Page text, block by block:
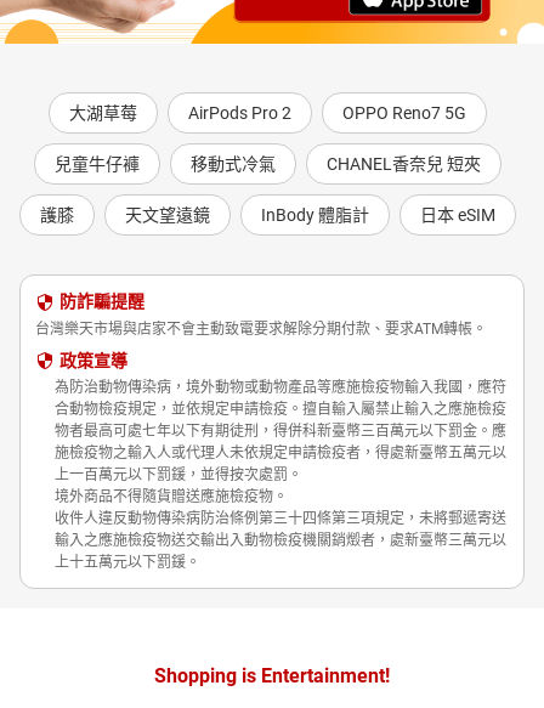
大湖草莓 AirPods Pro 2 OPPO Reno7 5G
兒童牛仔褲 移動式冷氣 CHANEL香奈兒 短夾
護膝 天文望遠鏡 InBody 體脂計 日本 eSIM
防詐騙提醒
台灣樂天市場與店家不會主動致電要求解除分期付款、要求ATM轉帳。
政策宣導
為防治動物傳染病，境外動物或動物產品等應施檢疫物輸入我國，應符
合動物檢疫規定，並依規定申請檢疫。擅自輸入屬禁止輸入之應施檢疫
物者最高可處七年以下有期徒刑，得併科新臺幣三百萬元以下罰金。應
施檢疫物之輸入人或代理人未依規定申請檢疫者，得處新臺幣五萬元以
上一百萬元以下罰鍰，並得按次處罰。
境外商品不得隨貨贈送應施檢疫物。
收件人違反動物傳染病防治條例第三十四條第三項規定，未將郵遞寄送
輸入之應施檢疫物送交輸出入動物檢疫機關銷燬者，處新臺幣三萬元以
上十五萬元以下罰鍰。
Shopping is Entertainment!